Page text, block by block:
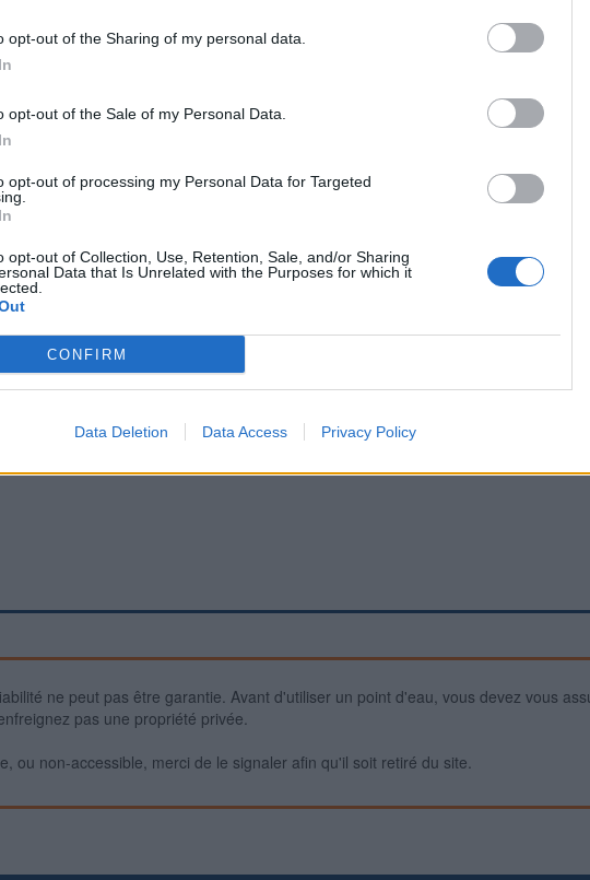
opt-out of the Sharing of my personal data.
opt-out of the Sale of my Personal Data.
opt-out of processing my Personal Data for Targeted
opt-out of Collection, Use, Retention, Sale, and/or Sharing
Data that Is Unrelated with the Purposes for which it
CONFIRM
Data Deletion Data Access Privacy Policy
ne peut pas être garantie. Avant d'utiliser un point d'eau, vous devez vous
pas une propriété privée.
ou non-accessible, merci de le signaler afin qu'il soit retiré du site.